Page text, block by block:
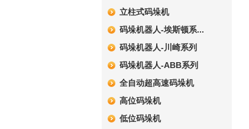
立柱式码垛机
码垛机器人-埃斯顿系...
码垛机器人-川崎系列
码垛机器人-ABB系列
全自动超高速码垛机
高位码垛机
低位码垛机